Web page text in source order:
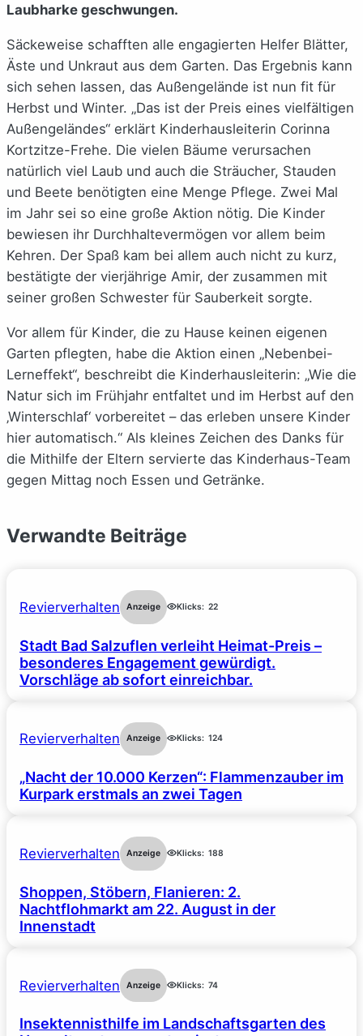
Laubharke geschwungen.
Säckeweise schafften alle engagierten Helfer Blätter,
Äste und Unkraut aus dem Garten. Das Ergebnis kann
sich sehen lassen, das Außengelände ist nun fit für
Herbst und Winter. „Das ist der Preis eines vielfältigen
Außengeländes“ erklärt Kinderhausleiterin Corinna
Kortzitze-Frehe. Die vielen Bäume verursachen
natürlich viel Laub und auch die Sträucher, Stauden
und Beete benötigten eine Menge Pflege. Zwei Mal
im Jahr sei so eine große Aktion nötig. Die Kinder
bewiesen ihr Durchhaltevermögen vor allem beim
Kehren. Der Spaß kam bei allem auch nicht zu kurz,
bestätigte der vierjährige Amir, der zusammen mit
seiner großen Schwester für Sauberkeit sorgte.
Vor allem für Kinder, die zu Hause keinen eigenen
Garten pflegten, habe die Aktion einen „Nebenbei-
Lerneffekt“, beschreibt die Kinderhausleiterin: „Wie die
Natur sich im Frühjahr entfaltet und im Herbst auf den
‚Winterschlaf‘ vorbereitet – das erleben unsere Kinder
hier automatisch.“ Als kleines Zeichen des Danks für
die Mithilfe der Eltern servierte das Kinderhaus-Team
gegen Mittag noch Essen und Getränke.
Verwandte Beiträge
Revierverhalten Anzeige Klicks: 22
Stadt Bad Salzuflen verleiht Heimat-Preis –
besonderes Engagement gewürdigt.
Vorschläge ab sofort einreichbar.
Revierverhalten Anzeige Klicks: 124
„Nacht der 10.000 Kerzen“: Flammenzauber im
Kurpark erstmals an zwei Tagen
Revierverhalten Anzeige Klicks: 188
Shoppen, Stöbern, Flanieren: 2.
Nachtflohmarkt am 22. August in der
Innenstadt
Revierverhalten Anzeige Klicks: 74
Insektennisthilfe im Landschaftsgarten des